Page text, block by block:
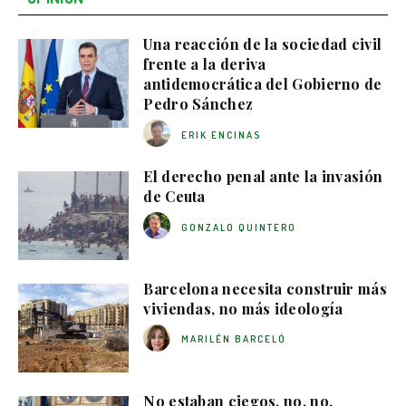
Una reacción de la sociedad civil
frente a la deriva
antidemocrática del Gobierno de
Pedro Sánchez
ERIK ENCINAS
El derecho penal ante la invasión
de Ceuta
GONZALO QUINTERO
Barcelona necesita construir más
viviendas, no más ideología
MARILÉN BARCELÓ
No estaban ciegos, no, no,